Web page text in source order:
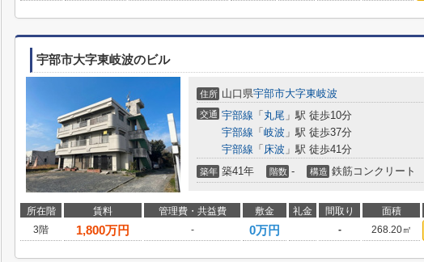
宇部市大字東岐波のビル
住所 山口県宇部市大字東岐波
交通 宇部線 「 丸尾 」駅 徒歩10分
宇部線 「 岐波 」駅 徒歩37分
宇部線 「 床波 」駅 徒歩41分
築年 築41年 階数 - 構造 鉄筋コンクリート
所在階 賃料 管理費・共益費 敷金 礼金 間取り 面積
3階
1,800万円 - 0万円 - 268.20㎡